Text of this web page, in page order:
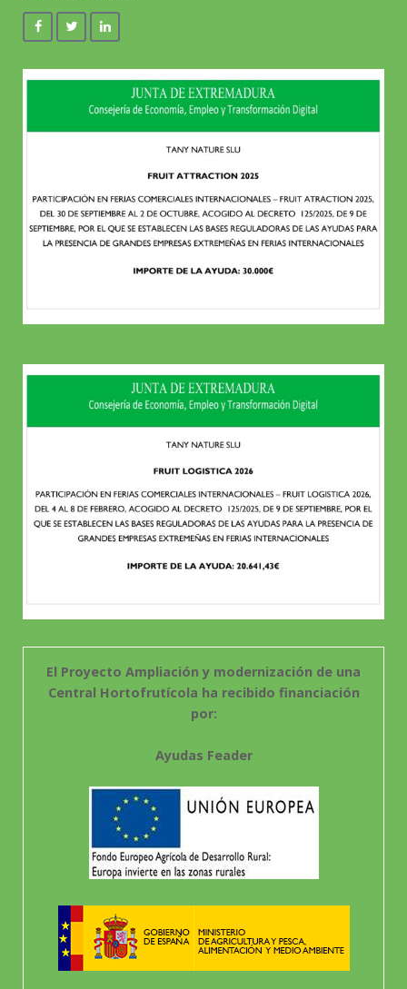
El Proyecto Ampliación y modernización de una
Central Hortofrutícola ha recibido financiación
por:
Ayudas Feader